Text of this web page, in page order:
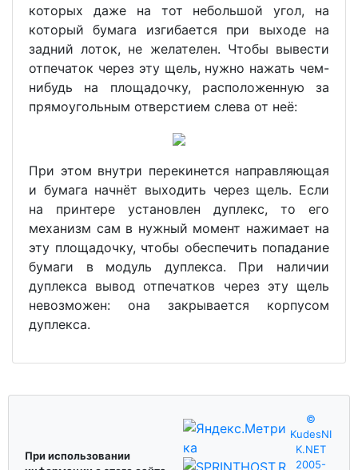
которых даже на тот небольшой угол, на
который бумага изгибается при выходе на
задний лоток, не желателен. Чтобы вывести
отпечаток через эту щель, нужно нажать чем-
нибудь на площадочку, расположенную за
прямоугольным отверстием слева от неё:
При этом внутри перекинется направляющая
и бумага начнёт выходить через щель. Если
на принтере установлен дуплекс, то его
механизм сам в нужный момент нажимает на
эту площадочку, чтобы обеспечить попадание
бумаги в модуль дуплекса. При наличии
дуплекса вывод отпечатков через эту щель
невозможен: она закрывается корпусом
дуплекса.
При использовании
©
KudesNI
K.NET
2005-